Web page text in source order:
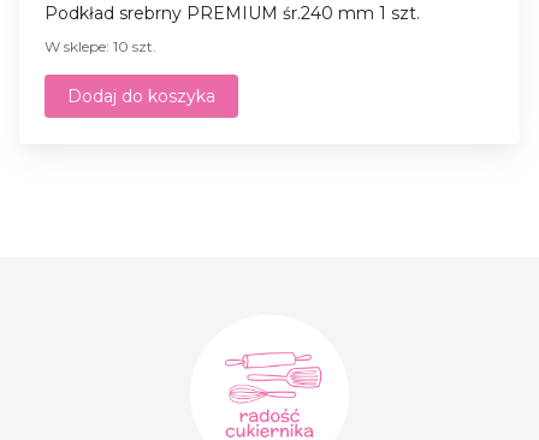
Podkład srebrny PREMIUM śr.240 mm 1 szt.
W sklepe: 10 szt.
Dodaj do koszyka